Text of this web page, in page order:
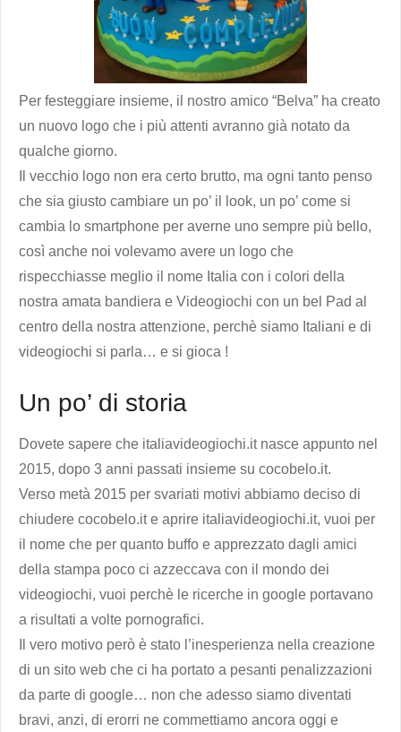
Per festeggiare insieme, il nostro amico “Belva” ha creato
un nuovo logo che i più attenti avranno già notato da
qualche giorno.
Il vecchio logo non era certo brutto, ma ogni tanto penso
che sia giusto cambiare un po’ il look, un po’ come si
cambia lo smartphone per averne uno sempre più bello,
così anche noi volevamo avere un logo che
rispecchiasse meglio il nome Italia con i colori della
nostra amata bandiera e Videogiochi con un bel Pad al
centro della nostra attenzione, perchè siamo Italiani e di
videogiochi si parla… e si gioca !
Un po’ di storia
Dovete sapere che italiavideogiochi.it nasce appunto nel
2015, dopo 3 anni passati insieme su cocobelo.it.
Verso metà 2015 per svariati motivi abbiamo deciso di
chiudere cocobelo.it e aprire italiavideogiochi.it, vuoi per
il nome che per quanto buffo e apprezzato dagli amici
della stampa poco ci azzeccava con il mondo dei
videogiochi, vuoi perchè le ricerche in google portavano
a risultati a volte pornografici.
Il vero motivo però è stato l’inesperienza nella creazione
di un sito web che ci ha portato a pesanti penalizzazioni
da parte di google… non che adesso siamo diventati
bravi, anzi, di erorri ne commettiamo ancora oggi e